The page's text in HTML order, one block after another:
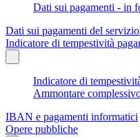
Dati sui pagamenti - in
Dati sui pagamenti del
Indicatore di tempestività
Indicatore di
Ammontare
IBAN e pagamenti informatici
Opere pubbliche